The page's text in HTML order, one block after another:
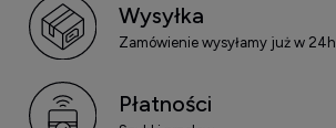
Wysyłka
Zamówienie wysyłamy już w 24h
Płatności